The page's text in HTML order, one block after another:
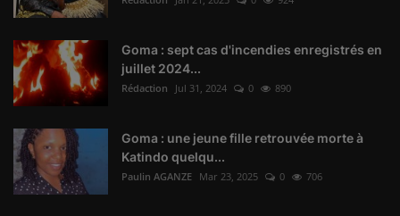
Goma : sept cas d'incendies enregistrés en
juillet 2024...
Rédaction Jul 31, 2024 0 890
Goma : une jeune fille retrouvée morte à
Katindo quelqu...
Paulin AGANZE Mar 23, 2025 0 706